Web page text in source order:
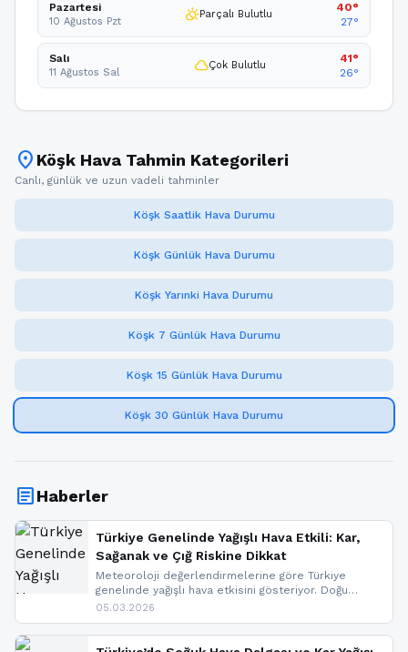
Pazartesi
10 Ağustos Pzt partly_cloudy_dayParçalı Bulutlu
40°
27°
Salı
11 Ağustos Sal cloudÇok Bulutlu
41°
26°
location_on Köşk Hava Tahmin Kategorileri
Canlı, günlük ve uzun vadeli tahminler
Köşk Saatlik Hava Durumu
Köşk Günlük Hava Durumu
Köşk Yarınki Hava Durumu
Köşk 7 Günlük Hava Durumu
Köşk 15 Günlük Hava Durumu
Köşk 30 Günlük Hava Durumu
articleHaberler
Türkiye Genelinde Yağışlı Hava Etkili: Kar,
Sağanak ve Çığ Riskine Dikkat
Meteoroloji değerlendirmelerine göre Türkiye
genelinde yağışlı hava etkisini gösteriyor. Doğu
bölgelerinde kar yağışı beklenirken Marmara ve
ise çığ tehlikesi bulunuyor. İç kesimlerde sis ve pus
nedeniyle görüş mesafesinde azalma
05.03.2026